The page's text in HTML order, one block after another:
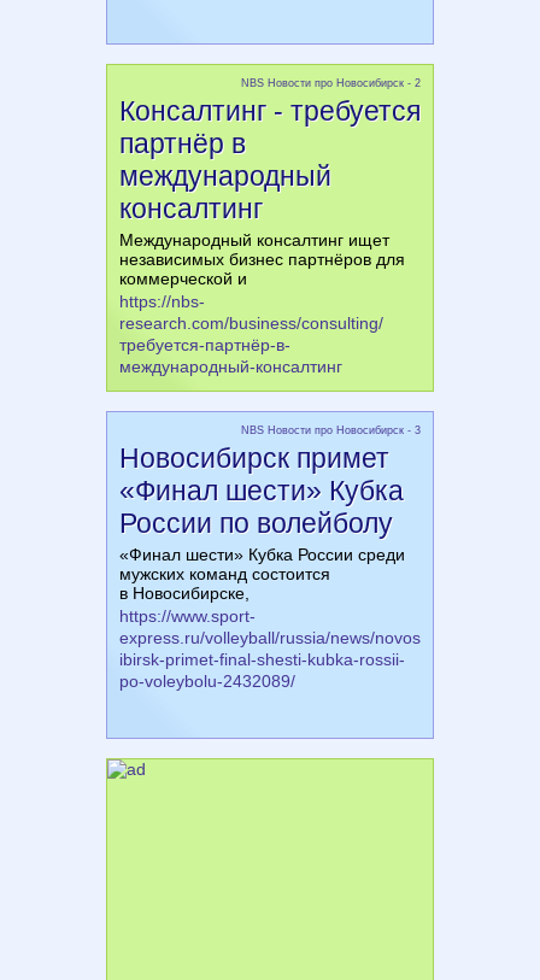
NBS Новости про Новосибирск - 2
Консалтинг - требуется
партнёр в
международный
консалтинг
Международный консалтинг ищет
независимых бизнес партнёров для
коммерческой и
https://nbs-
research.com/business/consulting/
требуется-партнёр-в-
международный-консалтинг
NBS Новости про Новосибирск - 3
Новосибирск примет
«Финал шести» Кубка
России по волейболу
«Финал шести» Кубка России среди
мужских команд состоится
в Новосибирске,
https://www.sport-
express.ru/volleyball/russia/news/novos
ibirsk-primet-final-shesti-kubka-rossii-
po-voleybolu-2432089/